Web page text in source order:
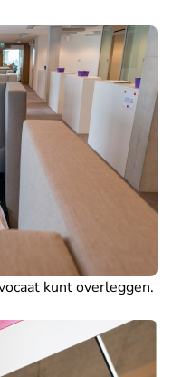
kunt overleggen.